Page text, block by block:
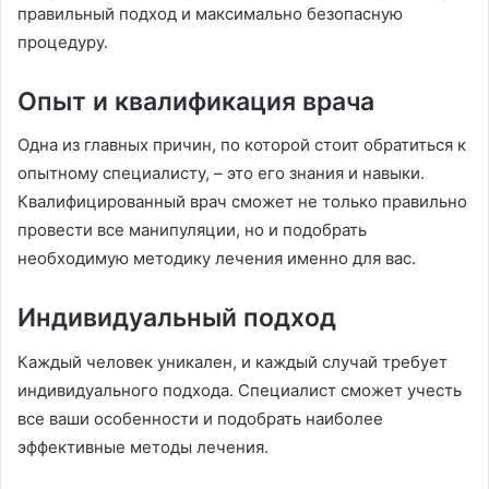
правильный подход и максимально безопасную
процедуру.
Опыт и квалификация врача
Одна из главных причин, по которой стоит обратиться к
опытному специалисту, – это его знания и навыки.
Квалифицированный врач сможет не только правильно
провести все манипуляции, но и подобрать
необходимую методику лечения именно для вас.
Индивидуальный подход
Каждый человек уникален, и каждый случай требует
индивидуального подхода. Специалист сможет учесть
все ваши особенности и подобрать наиболее
эффективные методы лечения.